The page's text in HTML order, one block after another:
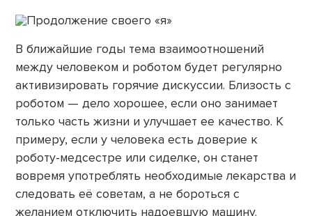
В ближайшие годы тема взаимоотношений
между человеком и роботом будет регулярно
активизировать горячие дискуссии. Близость с
роботом — дело хорошее, если оно занимает
только часть жизни и улучшает ее качество. К
примеру, если у человека есть доверие к
роботу-медсестре или сиделке, он станет
вовремя употреблять необходимые лекарства и
следовать её советам, а не бороться с
желанием отключить надоевшую машину.